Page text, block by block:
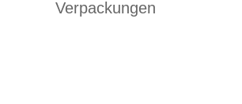
Verpackungen